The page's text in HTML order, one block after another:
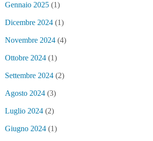
Gennaio 2025 (1)
Dicembre 2024 (1)
Novembre 2024 (4)
Ottobre 2024 (1)
Settembre 2024 (2)
Agosto 2024 (3)
Luglio 2024 (2)
Giugno 2024 (1)